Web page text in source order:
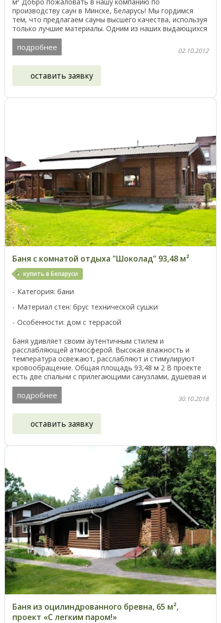
производству саун в Минске, Беларусь! Мы гордимся
тем, что предлагаем сауны высшего качества, используя
только лучшие материалы. Одним из наших выдающихся
...
подробнее 02.10.2012
оставить заявку
Баня с комнатой отдыха "Шоколад" 93,48 м²
купить в Беларуси
Категория: бани
Материал стен: брус технической сушки
Особенности: дом с террасой
Баня удивляет своим аутентичным стилем и
расслабляющей атмосферой. Высокая влажность и
температура освежают, расслабляют и стимулируют
кровообращение. Общая площадь 93,48 м 2 В проекте
есть две спальни с прилегающими санузлами, душевая и
парная, а ...
подробнее 30.10.2018
оставить заявку
Баня из оцилиндрованного бревна, 65 м²,
проект «С легким паром!»